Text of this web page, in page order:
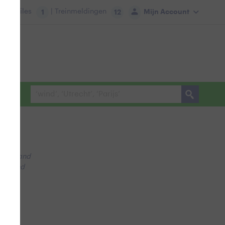
Mijn Account
Files 1 | Treinmeldingen 12